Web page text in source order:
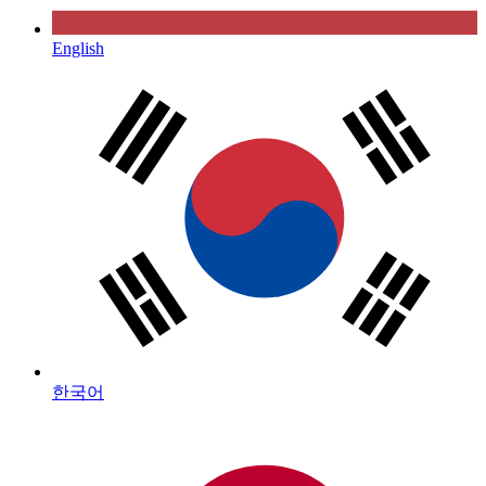
English
한국어